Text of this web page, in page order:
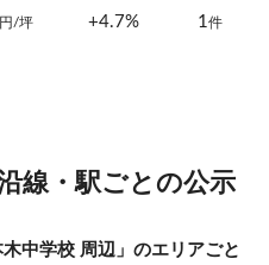
/坪 +4.7% 1件
線・駅ごとの公示
木中学校 周辺」のエリアごと